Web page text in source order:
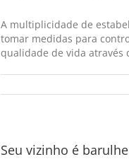
A multiplicidade de
tomar medidas para
qualidade de vida através
Seu vizinho é